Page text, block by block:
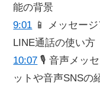
能の背景
9:01 📱 メッセー
LINE通話の使い方
10:07 🎙️ 音声メッ
ットや音声SNSの